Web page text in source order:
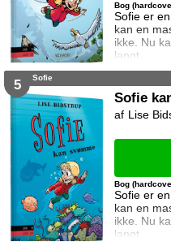
Sofie er
kan en
ikke. Nu
langt.
Bog
5 Sofie
Sofie
Sofie er
kan en
ikke. Nu
langt.
Bog
Lise